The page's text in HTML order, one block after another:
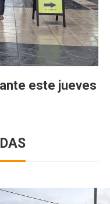
este jueves